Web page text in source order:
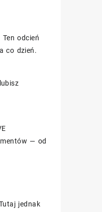
odcień
co dzień.
— od
jednak